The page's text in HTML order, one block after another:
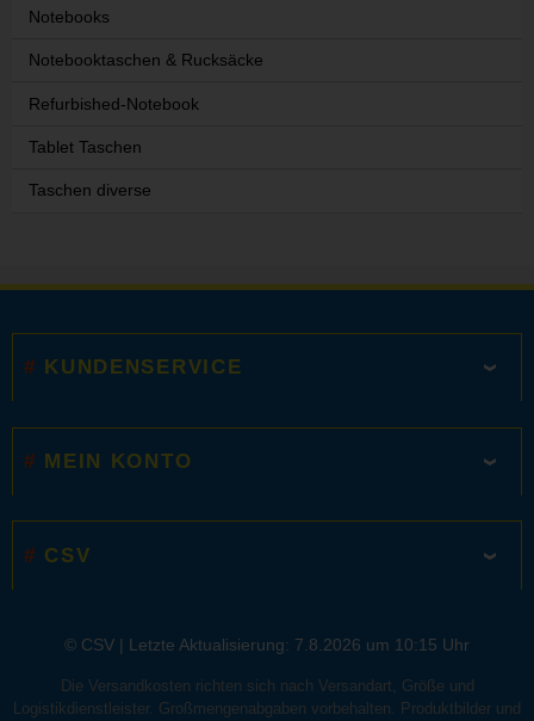
Notebooks
Notebooktaschen & Rucksäcke
Refurbished-Notebook
Tablet Taschen
Taschen diverse
KUNDENSERVICE
MEIN KONTO
CSV
© CSV | Letzte Aktualisierung: 7.8.2026 um 10:15 Uhr
Die Versandkosten richten sich nach Versandart, Größe und
Logistikdienstleister. Großmengenabgaben vorbehalten. Produktbilder und